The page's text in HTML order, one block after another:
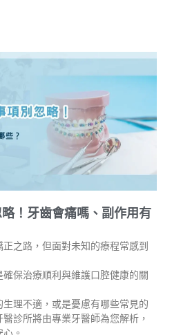
！牙齒會痛嗎、副作用有
之路，但面對未知的療程常感到
保治療順利與維護口腔健康的關
理不適，或是憂慮有哪些常見的
診所將由專業牙醫師為您解析，